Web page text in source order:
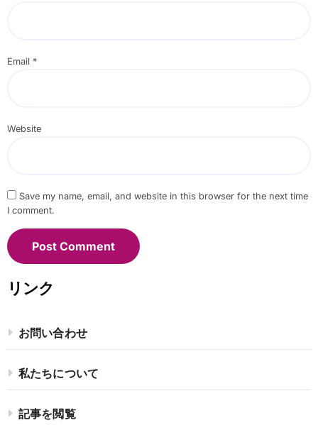
Email *
Website
Save my name, email, and website in this browser for the next time
I comment.
リンク
お問い合わせ
私たちについて
記事を閲覧